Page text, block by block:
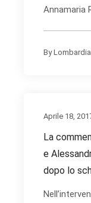
Annamaria
By
Aprile 18,
La
e
dopo lo